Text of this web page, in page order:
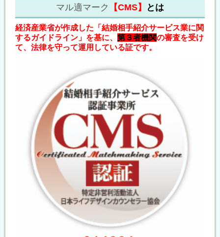
マル適マーク 【CMS】 とは
経済産業省が作成した「結婚相手紹介サービス業に関
するガイドライン」を基に、 第３者機関の審査を受け
て、法律を守って運用している証です。